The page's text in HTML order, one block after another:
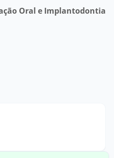
Oral e Implantodontia